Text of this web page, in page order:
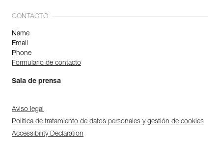
CONTACTO
Name
Email
Phone
Formulario de contacto
Sala de prensa
Aviso legal
Política de tratamiento de datos personales y gestión de cookies
Accessibility Declaration